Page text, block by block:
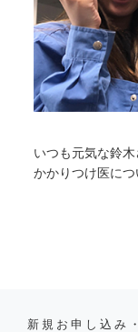
いつも元気な鈴木
かかりつけ医につ
新規お申し込み